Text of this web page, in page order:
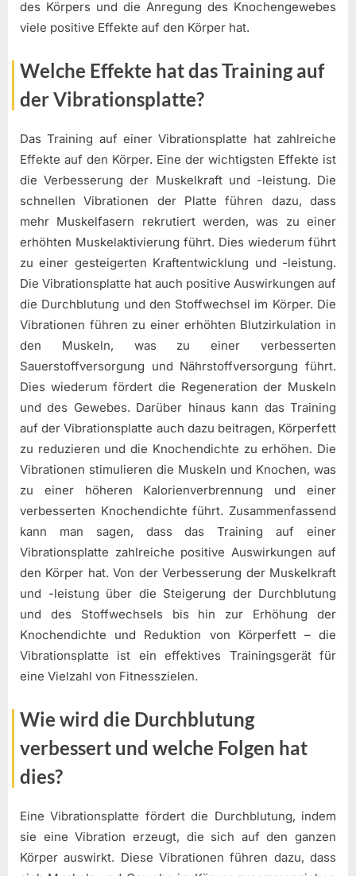
des Körpers und die Anregung des Knochengewebes
viele positive Effekte auf den Körper hat.
Welche Effekte hat das Training auf
der Vibrationsplatte?
Das Training auf einer Vibrationsplatte hat zahlreiche
Effekte auf den Körper. Eine der wichtigsten Effekte ist
die Verbesserung der Muskelkraft und -leistung. Die
schnellen Vibrationen der Platte führen dazu, dass
mehr Muskelfasern rekrutiert werden, was zu einer
erhöhten Muskelaktivierung führt. Dies wiederum führt
zu einer gesteigerten Kraftentwicklung und -leistung.
Die Vibrationsplatte hat auch positive Auswirkungen auf
die Durchblutung und den Stoffwechsel im Körper. Die
Vibrationen führen zu einer erhöhten Blutzirkulation in
den Muskeln, was zu einer verbesserten
Sauerstoffversorgung und Nährstoffversorgung führt.
Dies wiederum fördert die Regeneration der Muskeln
und des Gewebes. Darüber hinaus kann das Training
auf der Vibrationsplatte auch dazu beitragen, Körperfett
zu reduzieren und die Knochendichte zu erhöhen. Die
Vibrationen stimulieren die Muskeln und Knochen, was
zu einer höheren Kalorienverbrennung und einer
verbesserten Knochendichte führt. Zusammenfassend
kann man sagen, dass das Training auf einer
Vibrationsplatte zahlreiche positive Auswirkungen auf
den Körper hat. Von der Verbesserung der Muskelkraft
und -leistung über die Steigerung der Durchblutung
und des Stoffwechsels bis hin zur Erhöhung der
Knochendichte und Reduktion von Körperfett – die
Vibrationsplatte ist ein effektives Trainingsgerät für
eine Vielzahl von Fitnesszielen.
Wie wird die Durchblutung
verbessert und welche Folgen hat
dies?
Eine Vibrationsplatte fördert die Durchblutung, indem
sie eine Vibration erzeugt, die sich auf den ganzen
Körper auswirkt. Diese Vibrationen führen dazu, dass